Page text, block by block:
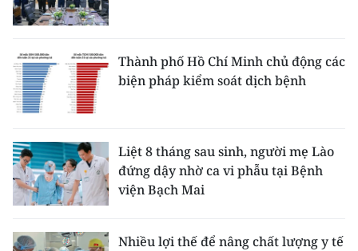
Thành phố Hồ Chí Minh chủ động các
biện pháp kiểm soát dịch bệnh
Liệt 8 tháng sau sinh, người mẹ Lào
đứng dậy nhờ ca vi phẫu tại Bệnh
viện Bạch Mai
Nhiều lợi thế để nâng chất lượng y tế